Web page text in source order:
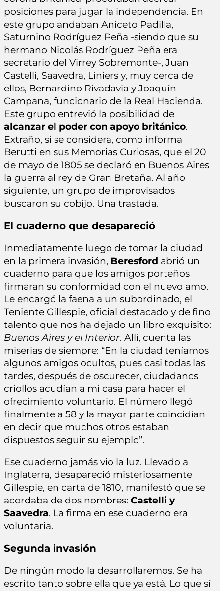
posiciones para jugar la independencia. En
este grupo andaban Aniceto Padilla,
Saturnino Rodríguez Peña -siendo que su
hermano Nicolás Rodríguez Peña era
secretario del Virrey Sobremonte-, Juan
Castelli, Saavedra, Liniers y, muy cerca de
ellos, Bernardino Rivadavia y Joaquín
Campana, funcionario de la Real Hacienda.
Este grupo entrevió la posibilidad de
alcanzar el poder con apoyo británico.
Extraño, si se considera, como informa
Berutti en sus Memorias Curiosas, que el 20
de mayo de 1805 se declaró en Buenos Aires
la guerra al rey de Gran Bretaña. Al año
siguiente, un grupo de improvisados
buscaron su cobijo. Una trastada.
El cuaderno que desapareció
Inmediatamente luego de tomar la ciudad
en la primera invasión, Beresford abrió un
cuaderno para que los amigos porteños
firmaran su conformidad con el nuevo amo.
Le encargó la faena a un subordinado, el
Teniente Gillespie, oficial destacado y de fino
talento que nos ha dejado un libro exquisito:
Buenos Aires y el Interior. Allí, cuenta las
miserias de siempre: “En la ciudad teníamos
algunos amigos ocultos, pues casi todas las
tardes, después de oscurecer, ciudadanos
criollos acudían a mi casa para hacer el
ofrecimiento voluntario. El número llegó
finalmente a 58 y la mayor parte coincidían
en decir que muchos otros estaban
dispuestos seguir su ejemplo”.
Ese cuaderno jamás vio la luz. Llevado a
Inglaterra, desapareció misteriosamente,
Gillespie, en carta de 1810, manifestó que se
acordaba de dos nombres: Castelli y
Saavedra. La firma en ese cuaderno era
voluntaria.
Segunda invasión
De ningún modo la desarrollaremos. Se ha
escrito tanto sobre ella que ya está. Lo que sí